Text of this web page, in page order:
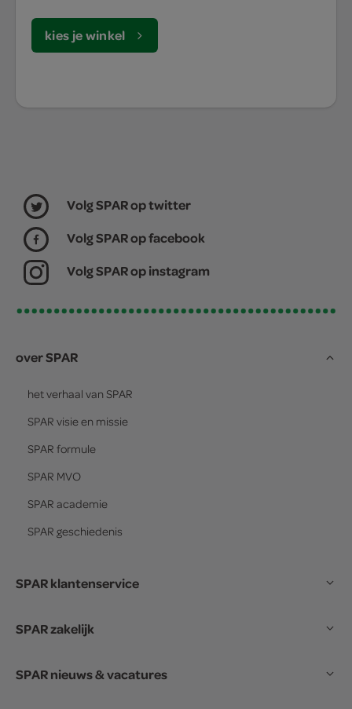
kies je winkel
Volg SPAR op twitter
Volg SPAR op facebook
Volg SPAR op instagram
over SPAR
het verhaal van SPAR
SPAR visie en missie
SPAR formule
SPAR MVO
SPAR academie
SPAR geschiedenis
SPAR klantenservice
SPAR zakelijk
SPAR nieuws & vacatures